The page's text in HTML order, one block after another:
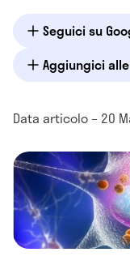
Seguici su
Aggiungici
Data articolo – 20